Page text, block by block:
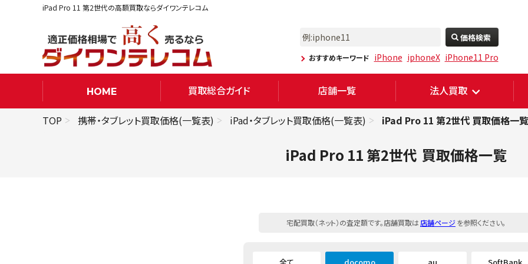
iPad Pro 11 第2世代の高額買取ならダイワンテレコム
価格検索
おすすめキーワード iPhone iphoneX iPhone11 Pro
HOME 買取総合ガイド 店舗一覧 法人買取
TOP 携帯・タブレット買取価格(一覧表) iPad・タブレット買取価格(一覧表) iPad Pro 11 第2世代 買取価格一覧
iPad Pro 11 第2世代 買取価格一覧
宅配買取（ネット）の査定額です。店舗買取は 店舗ページ を参照ください。
全て docomo au SoftBank